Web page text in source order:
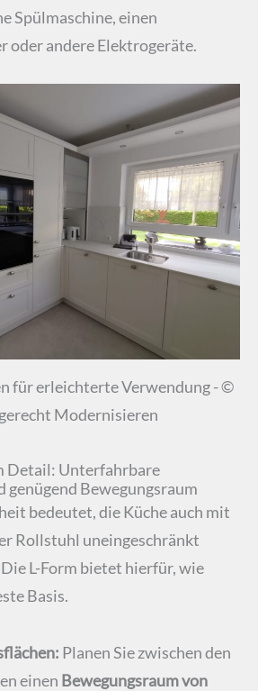
Spülmaschine, einen
oder andere Elektrogeräte.
für erleichterte Verwendung - ©
Modernisieren
Detail: Unterfahrbare
Bewegungsraum
bedeutet, die Küche auch mit
Rollstuhl uneingeschränkt
L-Form bietet hierfür, wie
Basis.
Planen Sie zwischen den
einen Bewegungsraum von